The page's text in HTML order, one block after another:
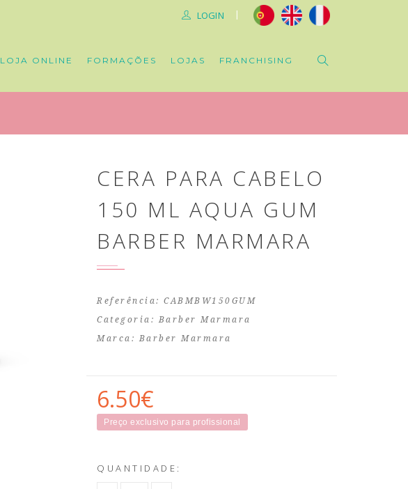
|
LOGIN
LOJA ONLINE FORMAÇÕES LOJAS FRANCHISING
CERA PARA CABELO
150 ML AQUA GUM
BARBER MARMARA
Referência: CABMBW150GUM
Categoria: Barber Marmara
Marca: Barber Marmara
6.50€
Preço exclusivo para profissional
QUANTIDADE: